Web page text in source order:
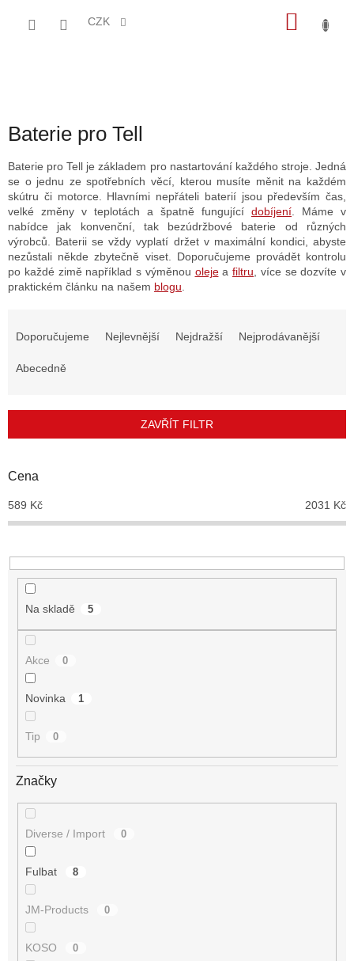
CZK
Baterie pro Tell
Baterie pro Tell je základem pro nastartování každého stroje. Jedná
se o jednu ze spotřebních věcí, kterou musíte měnit na každém
skútru či motorce. Hlavními nepřáteli baterií jsou především čas,
velké změny v teplotách a špatně fungující dobíjení . Máme v
nabídce jak konvenční, tak bezúdržbové baterie od různých
výrobců. Baterii se vždy vyplatí držet v maximální kondici, abyste
nezůstali někde zbytečně viset. Doporučujeme provádět kontrolu
po každé zimě například s výměnou olejea filtru , více se dozvíte v
praktickém článku na našem blogu
r
d
k
t
Doporučujeme Nejlevnější Nejdražší Nejprodávanější
Abecedně
ZAVŘÍT FILTR
Cena
589 Kč 2031 Kč
Na skladě 5
Akce 0
Novinka 1
Tip 0
Značky
Diverse / Import 0
Fulbat 8
JM-Products 0
KOSO 0